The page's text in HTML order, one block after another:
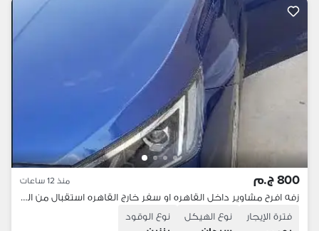
800 ج.م منذ 12 ساعات
زفه افرح مشاوير داخل القاهره او سفر خارج القاهره استقبال من المطار
فترة الإيجار
نوع الهيكل
نوع الوقود